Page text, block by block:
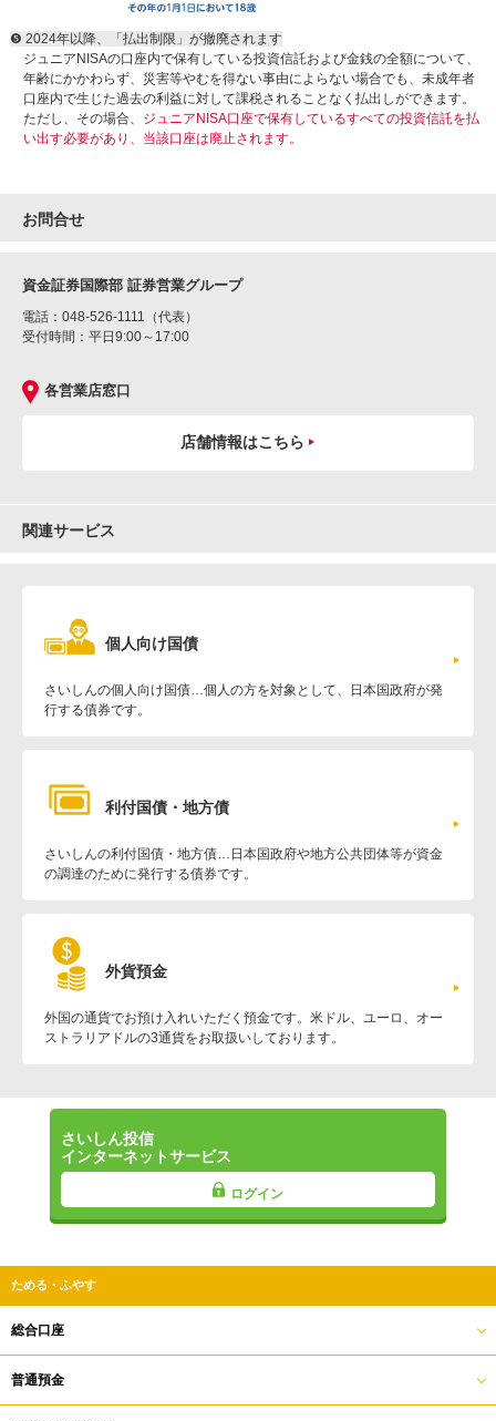
❺ 2024年以降、「払出制限」が撤廃されます
ジュニアNISAの口座内で保有している投資信託および金銭の全額について、
年齢にかかわらず、災害等やむを得ない事由によらない場合でも、未成年者
口座内で生じた過去の利益に対して課税されることなく払出しができます。
ただし、その場合、 ジュニアNISA口座で保有しているすべての投資信託を払
い出す必要があり、当該口座は廃止されます。
お問合せ
資金証券国際部 証券営業グループ
電話： 048-526-1111 （代表）
受付時間：平日9:00～17:00
各営業店窓口
店舗情報はこちら
関連サービス
個人向け国債
さいしんの個人向け国債…個人の方を対象として、日本国政府が発
行する債券です。
利付国債・地方債
さいしんの利付国債・地方債…日本国政府や地方公共団体等が資金
の調達のために発行する債券です。
外貨預金
外国の通貨でお預け入れいただく預金です。米ドル、ユーロ、オー
ストラリアドルの3通貨をお取扱いしております。
さいしん投信
インターネットサービス
ログイン
ためる・ふやす
総合口座
普通預金